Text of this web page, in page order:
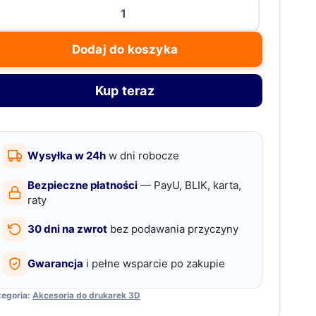
Dodaj do koszyka
Kup teraz
Wysyłka w 24h w dni robocze
Bezpieczne płatności — PayU, BLIK, karta,
raty
30 dni na zwrot bez podawania przyczyny
Gwarancja i pełne wsparcie po zakupie
Akcesoria do drukarek 3D